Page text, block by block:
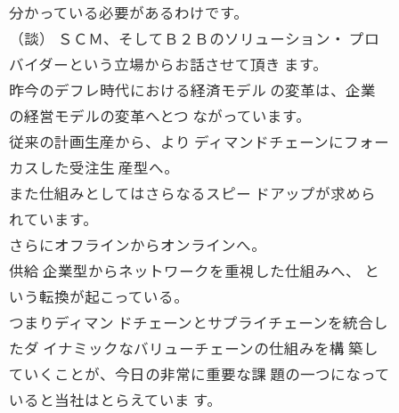
分かっている必要があるわけです。
（談） ＳＣＭ、そしてＢ２Ｂのソリューション・ プロ
バイダーという立場からお話させて頂き ます。
昨今のデフレ時代における経済モデル の変革は、企業
の経営モデルの変革へとつ ながっています。
従来の計画生産から、より ディマンドチェーンにフォー
カスした受注生 産型へ。
また仕組みとしてはさらなるスピー ドアップが求めら
れています。
さらにオフラインからオンラインへ。
供給 企業型からネットワークを重視した仕組みへ、 と
いう転換が起こっている。
つまりディマン ドチェーンとサプライチェーンを統合し
たダ イナミックなバリューチェーンの仕組みを構 築し
ていくことが、今日の非常に重要な課 題の一つになって
いると当社はとらえていま す。